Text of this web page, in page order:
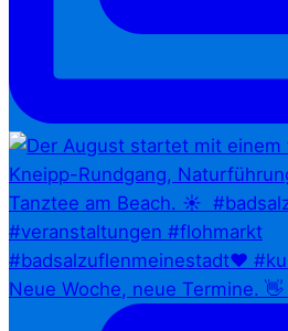
Neue Woche, neue Termine.